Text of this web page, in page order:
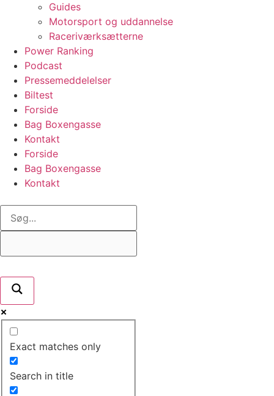
Guides
Motorsport og uddannelse
Raceriværksætterne
Power Ranking
Podcast
Pressemeddelelser
Biltest
Forside
Bag Boxengasse
Kontakt
Forside
Bag Boxengasse
Kontakt
Exact matches only
Search in title